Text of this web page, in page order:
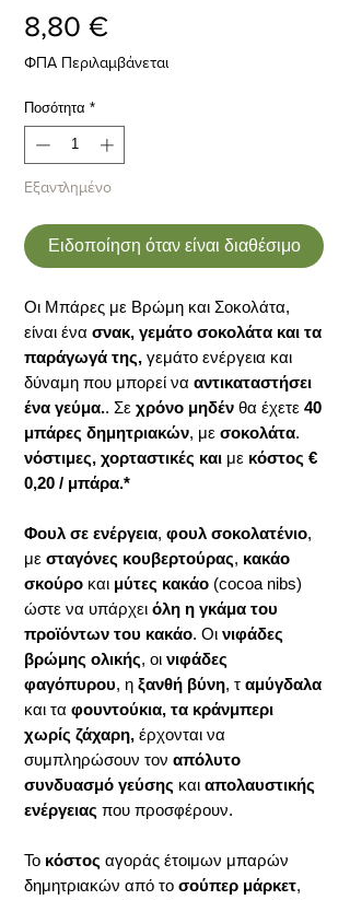
8,80 €Τιμή
ΦΠΑ Περιλαμβάνεται
Ποσότητα *
Εξαντλημένο
Ειδοποίηση όταν είναι διαθέσιμο
Οι Μπάρες με Βρώμη και Σοκολάτα,
είναι ένα σνακ, γεμάτο σοκολάτα και τα
παράγωγά της, γεμάτο ενέργεια και
δύναμη που μπορεί να αντικαταστήσει
ένα γεύμα.. Σε χρόνο μηδέν θα έχετε 40
μπάρες δημητριακών, με σοκολάτα.
νόστιμες, χορταστικές και με κόστος €
0,20 / μπάρα.*
Φουλ σε ενέργεια, φουλ σοκολατένιο,
με σταγόνες κουβερτούρας, κακάο
σκούρο και μύτες κακάο (cocoa nibs)
ώστε να υπάρχει όλη η γκάμα του
προϊόντων του κακάο. Οι νιφάδες
βρώμης ολικής, οι νιφάδες
φαγόπυρου, η ξανθή βύνη, τ αμύγδαλα
και τα φουντούκια, τα κράνμπερι
χωρίς ζάχαρη, έρχονται να
συμπληρώσουν τον απόλυτο
συνδυασμό γεύσης και απολαυστικής
ενέργειας που προσφέρουν.
Το κόστος αγοράς έτοιμων μπαρών
δημητριακών από το σούπερ μάρκετ,